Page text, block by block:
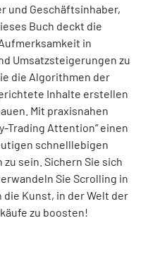
und Geschäftsinhaber,
Buch deckt die
in
Umsatzsteigerungen zu
die Algorithmen der
Inhalte erstellen
Mit praxisnahen
Trading Attention“ einen
schnelllebigen
sein. Sichern Sie sich
Sie Scrolling in
die Kunst, in der Welt der
zu boosten!